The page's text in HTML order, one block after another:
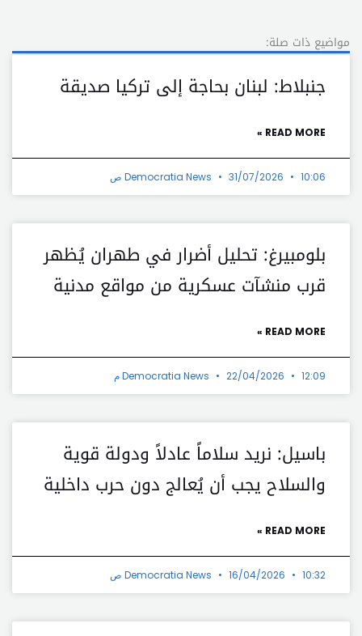
مواضيع ذات صلة:
جنبلاط: لبنان بحاجة إلى تركيا صديقة
READ MORE »
Democratia News 31/07/2026 10:06 ص
بلومبيرغ: تحليل أضرار في طهران يُظهر
قرب منشآت عسكرية من مواقع مدنية
READ MORE »
Democratia News 22/04/2026 12:09 م
باسيل: نريد سلاماً عادلاً ودولة قوية
والسلاح يجب أن يُعالج دون حرب داخلية
READ MORE »
Democratia News 16/04/2026 10:32 ص